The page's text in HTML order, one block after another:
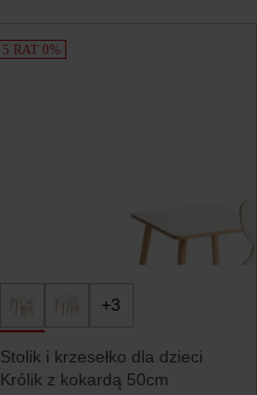
5 RAT 0%
+3
Stolik i krzesełko dla dzieci
Królik z kokardą 50cm